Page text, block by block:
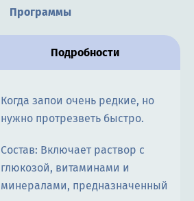
Программы
Подробности
Когда запои очень редкие, но
нужно протрезветь быстро.
Состав: Включает раствор с
глюкозой, витаминами и
минералами, предназначенный